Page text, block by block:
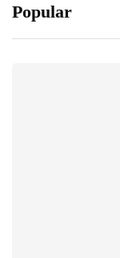
Popular